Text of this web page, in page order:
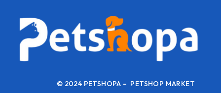
© 2024 PETSHOPA – PETSHOP MARKET